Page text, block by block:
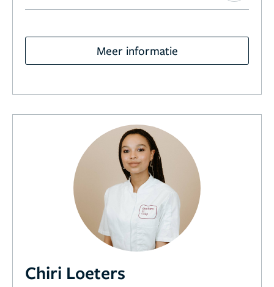
Meer informatie
Chiri Loeters